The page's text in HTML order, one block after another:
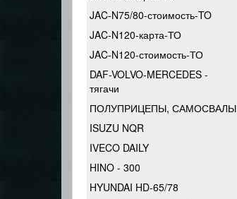
JAC-N75/80-стоимость-TO
JAC-N120-карта-ТО
JAC-N120-стоимость-ТО
DAF-VOLVO-MERCEDES -
тягачи
ПОЛУПРИЦЕПЫ, САМОСВАЛЫ
ISUZU NQR
IVECO DAILY
HINO - 300
HYUNDAI HD-65/78